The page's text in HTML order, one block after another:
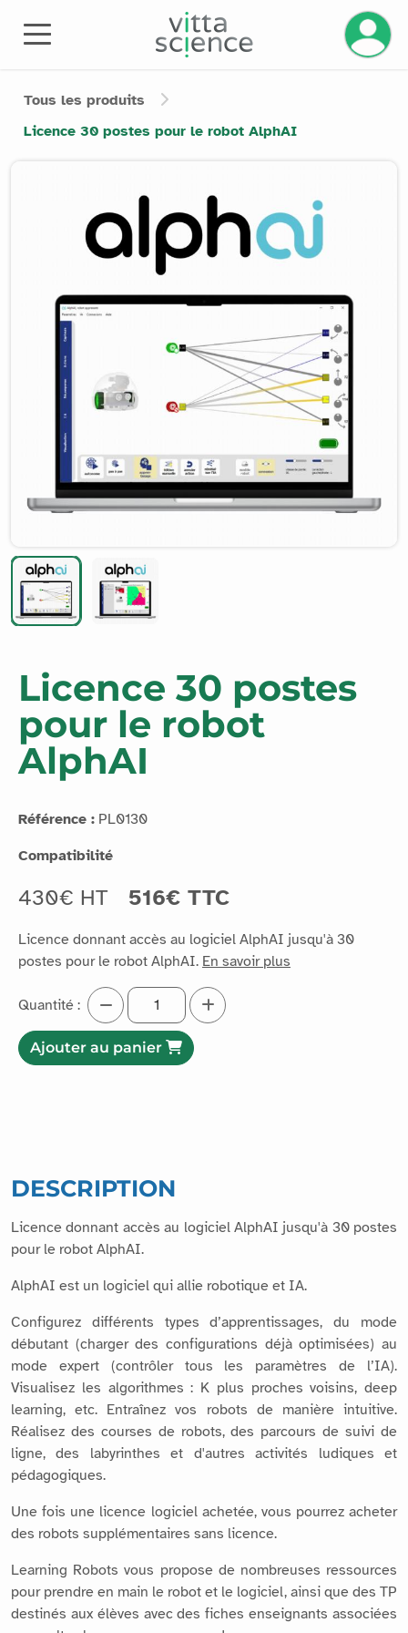
Gérez
Tous les produits
Licence 30 postes pour le robot AlphAI
Licence 30 postes
pour le robot
AlphAI
Référence : PL0130
Compatibilité
430€ HT 516€ TTC
Licence donnant accès au logiciel AlphAI jusqu'à 30
postes pour le robot AlphAI. En savoir plus
Quantité :
Ajouter au panier
DESCRIPTION
Licence donnant accès au logiciel AlphAI jusqu'à 30 postes
pour le robot AlphAI.
AlphAI est un logiciel qui allie robotique et IA.
Configurez différents types d’apprentissages, du mode
débutant (charger des configurations déjà optimisées) au
mode expert (contrôler tous les paramètres de l’IA).
Visualisez les algorithmes : K plus proches voisins, deep
learning, etc. Entraînez vos robots de manière intuitive.
Réalisez des courses de robots, des parcours de suivi de
ligne, des labyrinthes et d'autres activités ludiques et
pédagogiques.
Une fois une licence logiciel achetée, vous pourrez acheter
des robots supplémentaires sans licence.
Learning Robots vous propose de nombreuses ressources
pour prendre en main le robot et le logiciel, ainsi que des TP
destinés aux élèves avec des fiches enseignants associées